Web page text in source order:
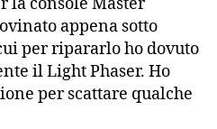
la console Master
appena sotto
per ripararlo ho dovuto
il Light Phaser. Ho
per scattare qualche